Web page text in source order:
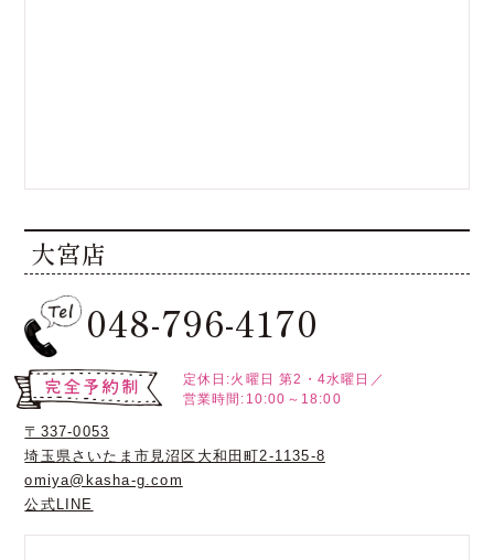
大宮店
048-796-4170
定休日:火曜日 第2・4水曜日／
営業時間:10:00～18:00
〒337-0053
埼玉県さいたま市見沼区大和田町2-1135-8
omiya@kasha-g.com
公式LINE